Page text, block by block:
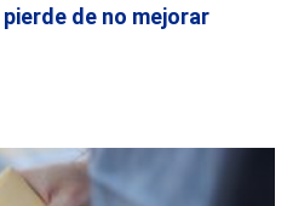
de no mejorar